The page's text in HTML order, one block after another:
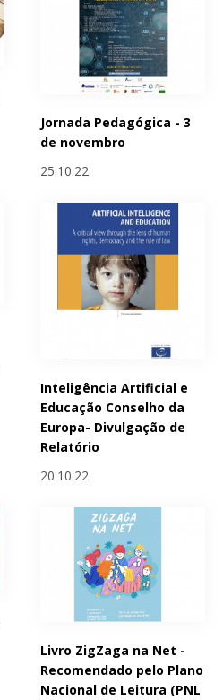
Jornada Pedagógica - 3
de novembro
25.10.22
Inteligência Artificial e
Educação Conselho da
Europa- Divulgação de
Relatório
20.10.22
Livro ZigZaga na Net -
Recomendado pelo Plano
Nacional de Leitura (PNL